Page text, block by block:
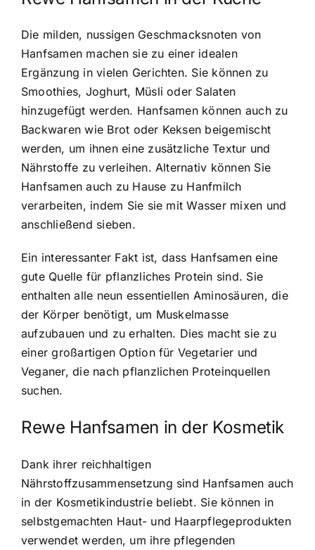
Die milden, nussigen Geschmacksnoten von
Hanfsamen machen sie zu einer idealen
Ergänzung in vielen Gerichten. Sie können zu
Smoothies, Joghurt, Müsli oder Salaten
hinzugefügt werden. Hanfsamen können auch zu
Backwaren wie Brot oder Keksen beigemischt
werden, um ihnen eine zusätzliche Textur und
Nährstoffe zu verleihen. Alternativ können Sie
Hanfsamen auch zu Hause zu Hanfmilch
verarbeiten, indem Sie sie mit Wasser mixen und
anschließend sieben.
Ein interessanter Fakt ist, dass Hanfsamen eine
gute Quelle für pflanzliches Protein sind. Sie
enthalten alle neun essentiellen Aminosäuren, die
der Körper benötigt, um Muskelmasse
aufzubauen und zu erhalten. Dies macht sie zu
einer großartigen Option für Vegetarier und
Veganer, die nach pflanzlichen Proteinquellen
suchen.
Rewe Hanfsamen in der Kosmetik
Dank ihrer reichhaltigen
Nährstoffzusammensetzung sind Hanfsamen auch
in der Kosmetikindustrie beliebt. Sie können in
selbstgemachten Haut- und Haarpflegeprodukten
verwendet werden, um ihre pflegenden